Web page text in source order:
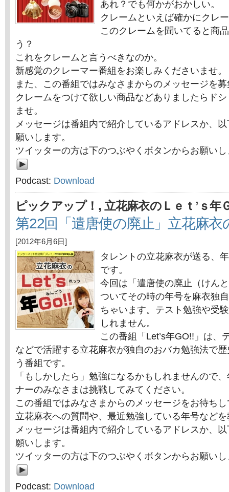
あれ？でも何かがおかしい。
クレームといえば確かにクレ
このクレームを聞いてると商
う？
これをクレームと言うべきなのか。
新感覚のクレーマー番組をお楽しみくださいませ。
また、この番組ではみなさまからのメッセージを
クレームをつけて欲しい商品などありましたらド
ませ。
メッセージは番組内で紹介しているアドレスか、
願いします。
ツイッターの方は下のつぶやくボタンからお願い
Podcast: Download
ピックアップ！ , 立花麻衣のＬｅｔ’ｓ年
第22回「遣唐使の廃止」立花麻衣
[2012年6月6日]
タレントの立花麻衣が送る、
です。
今回は「遣唐使の廃止（けん
ついてその時の年号を麻衣独
ちゃいます。テスト勉強や受
しれません。
この番組「Let’s年GO!!」は、
などで活躍する立花麻衣が独自のおバカ勉強法で
う番組です。
「もしかしたら」勉強になるかもしれませんので
ナーのみなさまは挑戦してみてください。
この番組ではみなさまからのメッセージをお待ち
立花麻衣への質問や、最近勉強している年号など
メッセージは番組内で紹介しているアドレスか、
願いします。
ツイッターの方は下のつぶやくボタンからお願い
Podcast: Download